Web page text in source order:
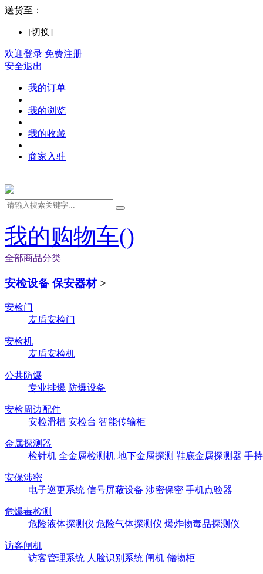
送货至：
[切换]
欢迎登录 免费注册
安全退出
我的订单
我的浏览
我的收藏
商家入驻
我的购物车()
全部商品分类
安检设备 保安器材 >
安检门
麦盾安检门
安检机
麦盾安检机
公共防爆
专业排爆 防爆设备
安检周边配件
安检滑槽 安检台 智能传输柜
金属探测器
检针机 全金属检测机 地下金属探测 鞋底金属探测器 手
安保涉密
电子巡更系统 信号屏蔽设备 涉密保密 手机点验器
危爆毒检测
危险液体探测仪 危险气体探测仪 爆炸物毒品探测仪
访客闸机
访客管理系统 人脸识别系统 闸机 储物柜